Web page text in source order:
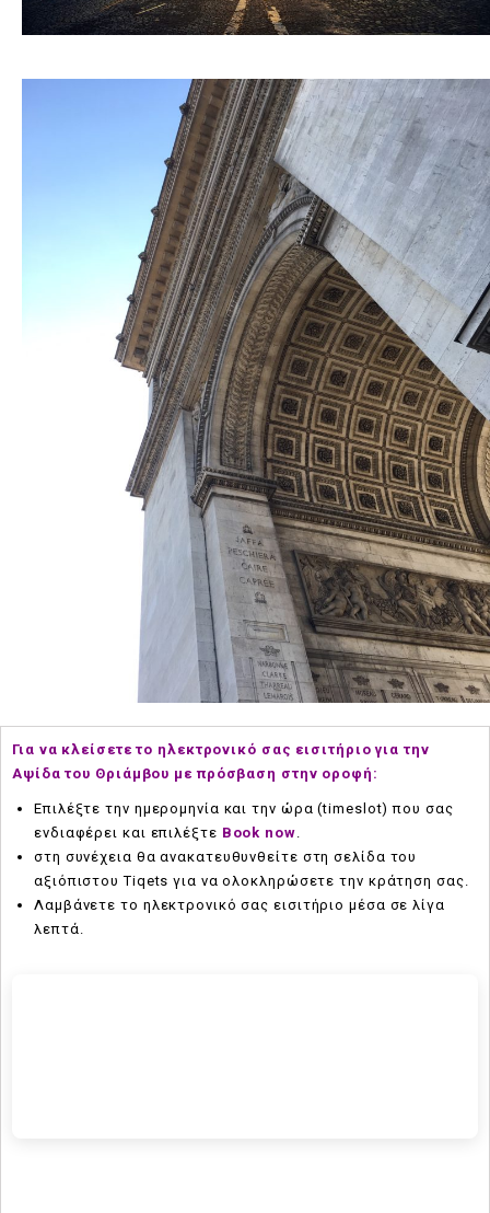
Για να κλείσετε το ηλεκτρονικό σας εισιτήριο για την
Αψίδα του Θριάμβου με πρόσβαση στην οροφή:
Επιλέξτε την ημερομηνία και την ώρα (timeslot) που σας
ενδιαφέρει και επιλέξτε Book now.
στη συνέχεια θα ανακατευθυνθείτε στη σελίδα του
αξιόπιστου Τiqets για να ολοκληρώσετε την κράτηση σας.
Λαμβάνετε το ηλεκτρονικό σας εισιτήριο μέσα σε λίγα
λεπτά.